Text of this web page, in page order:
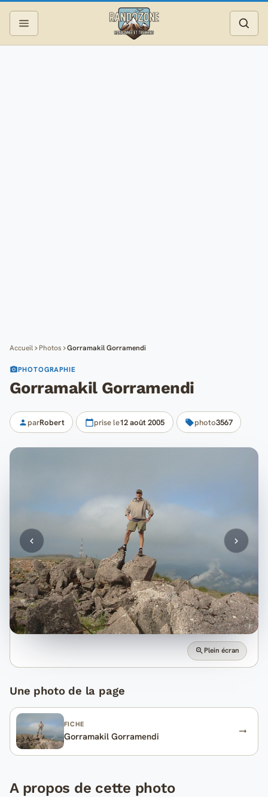
Accueil Photos Gorramakil Gorramendi
PHOTOGRAPHIE
Gorramakil Gorramendi
parRobert prise le12 août 2005 photo3567
Plein écran
Une photo de la page
FICHE
Gorramakil Gorramendi
A propos de cette photo